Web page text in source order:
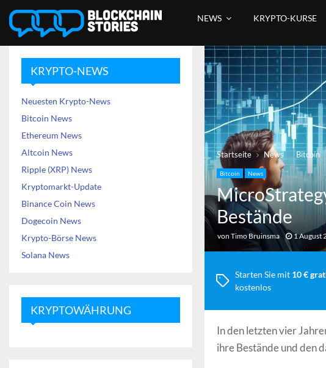
NEWS KRYPTO-KURSE
Startseite News Bitcoin
Bitcoin News
Bestände
von Timo Bruinsma 1 August
Starten Sie mit 10 €
kostenlos
In den letzten vier
ihre Bestände und den
KRYPTO-NEWS
Neuesten Krypto-News
Bitcoin News
Ethereum News
Altcoin News
Ripple (XRP) News
Kryptomarkt-Update
Binance Coin News
Dogecoin News
Krypto-Börse News
Solana News
KRYPTOWÄHRUNG